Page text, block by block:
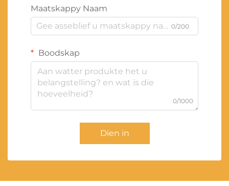
Maatskappy Naam
0/200
Boodskap
0/1000
Dien in